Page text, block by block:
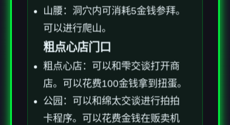
山腰：洞穴内可消耗5金钱参拜。
可以进行爬山。
粗点心店门口
粗点心店：可以和雫交谈打开商
店。可以花费100金钱拿到扭蛋。
公园：可以和绵太交谈进行拍拍
卡程序。可以花费金钱在贩卖机